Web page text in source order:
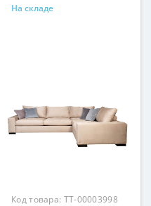
На складе
Код товара: TT-00003998